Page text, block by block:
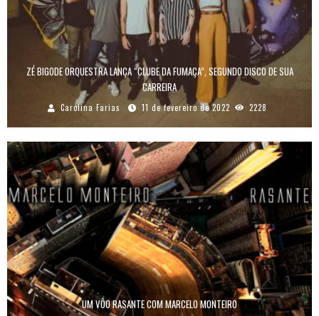
ZÉ BIGODE ORQUESTRA LANÇA “CLUBE DA FUMAÇA”, SEGUNDO DISCO DE SUA
CARREIRA
Carolina Farias 11 de fevereiro de 2022 2228
UM VÔO RASANTE COM MARCELO MONTEIRO